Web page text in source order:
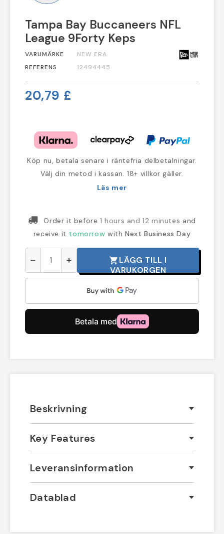
Tampa Bay Buccaneers NFL
League 9Forty Keps
VARUMÄRKE
NEW ERA
REFERENS
12494445
20,79 £
Köp nu, betala senare i räntefria delbetalningar.
Välj din metod i kassan. 18+ villkor gäller.
Läs mer
Order it before1 hours and 12 minutes and
receive it tomorrow with Next Business Day
remove add shopping_cart LÄGG TILL I
VARUKORGEN
Beskrivning
Key Features
Leveransinformation
Datablad